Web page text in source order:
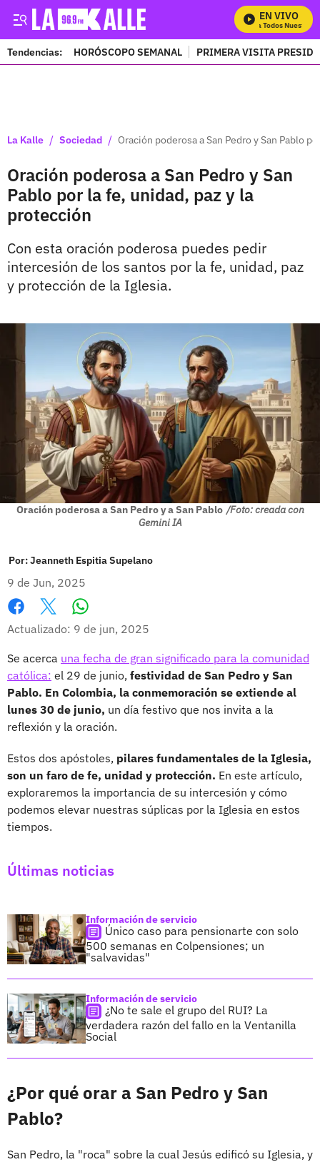
EN VIVO
Mira Todos Nuestros
Tendencias: HORÓSCOPO SEMANAL PRIMERA VISITA
La Kalle / Sociedad / Oración poderosa a San Pedro y San Pablo
Oración poderosa a San Pedro y San
Pablo por la fe, unidad, paz y la
protección
Con esta oración poderosa puedes pedir
intercesión de los santos por la fe, unidad, paz
y protección de la Iglesia.
Oración poderosa a San Pedro y a San Pablo /Foto: creada con
Gemini IA
Por:Jeanneth Espitia Supelano
9 de Jun, 2025
Facebook
X
Actualizado: 9 de jun, 2025
Se acerca una fecha de gran significado para la comunidad
católica: el 29 de junio, festividad de San Pedro y San
Pablo. En Colombia, la conmemoración se extiende al
lunes 30 de junio, un día festivo que nos invita a la
reflexión y la oración.
Estos dos apóstoles, pilares fundamentales de la Iglesia,
son un faro de fe, unidad y protección. En este artículo,
exploraremos la importancia de su intercesión y cómo
podemos elevar nuestras súplicas por la Iglesia en estos
tiempos.
Últimas noticias
Información de servicio
Único caso para pensionarte con solo
500 semanas en Colpensiones; un
"salvavidas"
Información de servicio
¿No te sale el grupo del RUI? La
verdadera razón del fallo en la Ventanilla
Social
¿Por qué orar a San Pedro y San
Pablo?
San Pedro, la "roca" sobre la cual Jesús edificó su Iglesia, y